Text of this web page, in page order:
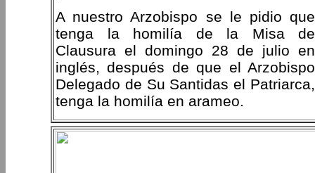
A nuestro Arzobispo se le pidio que
tenga la homilía de la Misa de
Clausura el domingo 28 de julio en
inglés, después de que el Arzobispo
Delegado de Su Santidas el Patriarca,
tenga la homilía en arameo.